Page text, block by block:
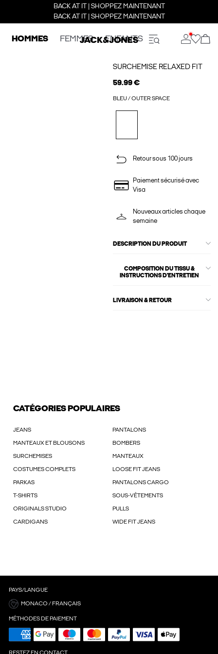
BACK AT IT | SHOPPEZ MAINTENANT
BACK AT IT | SHOPPEZ MAINTENANT
HOMMES FEMMES ENFANTS
SURCHEMISE RELAXED FIT
59.99 €
BLEU / OUTER SPACE
Retour sous 100 jours
Paiement sécurisé avec
Visa
Nouveaux articles chaque
semaine
DESCRIPTION DU PRODUIT
COMPOSITION DU TISSU &
INSTRUCTIONS D'ENTRETIEN
LIVRAISON & RETOUR
CATÉGORIES POPULAIRES
JEANS PANTALONS
MANTEAUX ET BLOUSONS BOMBERS
SURCHEMISES MANTEAUX
COSTUMES COMPLETS LOOSE FIT JEANS
PARKAS PANTALONS CARGO
T-SHIRTS SOUS-VÊTEMENTS
ORIGINALS STUDIO PULLS
CARDIGANS WIDE FIT JEANS
PAYS/LANGUE
MONACO / FRANÇAIS
MÉTHODES DE PAIEMENT